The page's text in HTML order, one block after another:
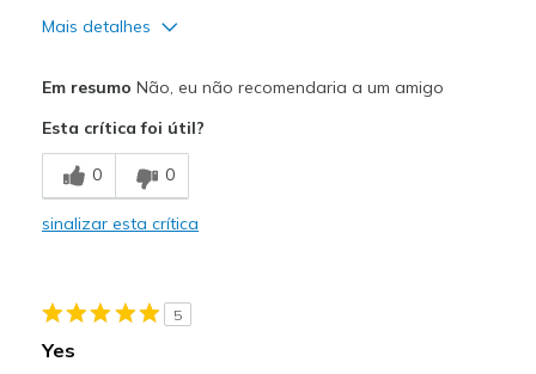
Mais detalhes
Contras
Little to no arch support
Feels true to width
Sizing
Em resumo Não, eu não recomendaria a um amigo
Esta crítica foi útil?
0 0
sinalizar esta crítica
5
Yes